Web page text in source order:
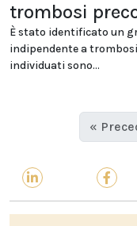
trombosi
È stato identificato un
indipendente a
individuati sono...
«